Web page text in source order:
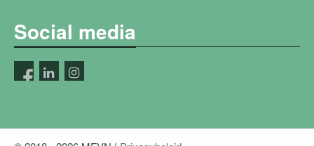
Social media